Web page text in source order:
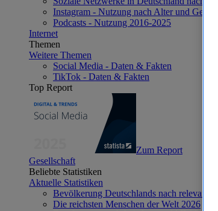
Instagram - Nutzung nach Alter und
Podcasts - Nutzung 2016-2025
Internet
Themen
Weitere Themen
Social Media - Daten & Fakten
TikTok - Daten & Fakten
Top Report
Zum Report
Gesellschaft
Beliebte Statistiken
Aktuelle Statistiken
Bevölkerung Deutschlands nach
Die reichsten Menschen der Welt 2026